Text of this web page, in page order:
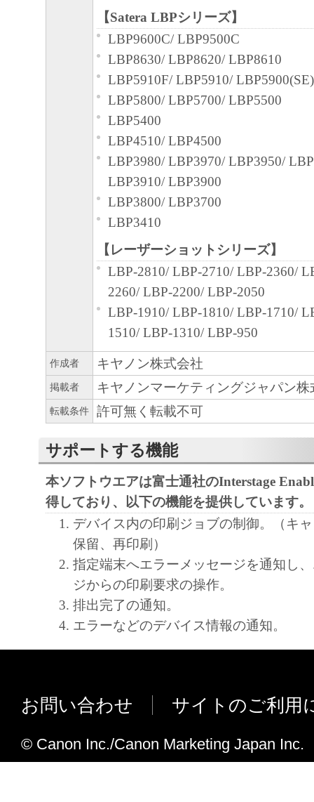
【Satera LBPシリーズ】
LBP9600C/ LBP9500C
LBP8630/ LBP8620/ LBP8610
LBP5910F/ LBP5910/ LBP5900(SE)
LBP5800/ LBP5700/ LBP5500
LBP5400
LBP4510/ LBP4500
LBP3980/ LBP3970/ LBP3950/
LBP3910/ LBP3900
LBP3800/ LBP3700
LBP3410
【レーザーショットシリーズ】
LBP-2810/ LBP-2710/ LBP-2360/
2260/ LBP-2200/ LBP-2050
LBP-1910/ LBP-1810/ LBP-1710/
1510/ LBP-1310/ LBP-950
作成者 キヤノン株式会社
掲載者 キヤノンマーケティングジャパン株
転載条件 許可無く転載不可
サポートする機能
本ソフトウエアは富士通社のInterstage
得しており、以下の機能を提供しています。
デバイス内の印刷ジョブの制御。（キ
保留、再印刷）
指定端末へエラーメッセージを通知し
ジからの印刷要求の操作。
排出完了の通知。
エラーなどのデバイス情報の通知。
お問い合わせ サイトのご利用
© Canon Inc./Canon Marketing Japan Inc.